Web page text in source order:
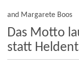
and Margarete Boos
Das Motto
statt